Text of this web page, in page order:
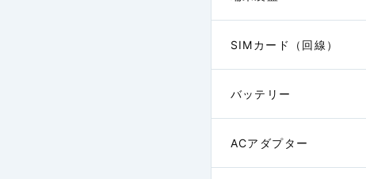
延等費用補償特約
SIMカード （回線）
バッテリー
ACアダプター